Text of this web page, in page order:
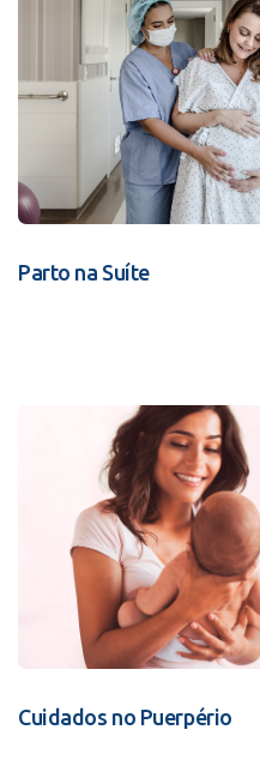
Parto na Suíte
Cuidados no Puerpério